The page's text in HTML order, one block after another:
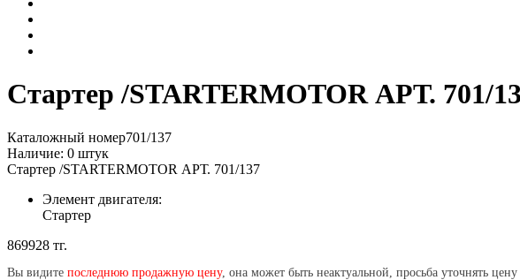
Стартер /STARTERMOTOR АРТ. 701/
Каталожный номер701/137
Наличие: 0 штук
Стартер /STARTERMOTOR АРТ. 701/137
Элемент двигателя:
Стартер
869928 тг.
Вы видите последнюю продажную цену, она может быть неактуальной, просьба уточнять цену